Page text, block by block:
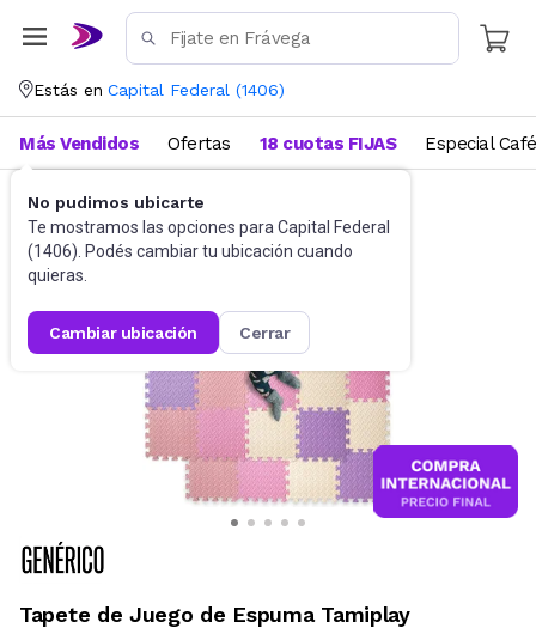
Estás en Capital Federal (1406)
No pudimos ubicarte
Te mostramos las opciones para Capital Federal
(1406). Podés cambiar tu ubicación cuando
quieras.
cambiar ubicación cerrar
Más Vendidos Ofertas 18 cuotas FIJAS Especial Café
Seguridad Pisos de goma eva
Tapete de Juego de Espuma Tamiplay